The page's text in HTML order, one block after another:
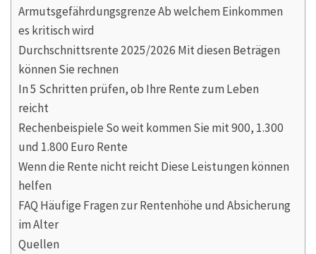
Armutsgefährdungsgrenze Ab welchem Einkommen
es kritisch wird
Durchschnittsrente 2025/2026 Mit diesen Beträgen
können Sie rechnen
In 5 Schritten prüfen, ob Ihre Rente zum Leben
reicht
Rechenbeispiele So weit kommen Sie mit 900, 1.300
und 1.800 Euro Rente
Wenn die Rente nicht reicht Diese Leistungen können
helfen
FAQ Häufige Fragen zur Rentenhöhe und Absicherung
im Alter
Quellen